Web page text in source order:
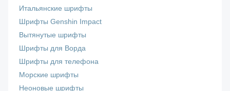
Итальянские шрифты
Шрифты Genshin Impact
Вытянутые шрифты
Шрифты для Ворда
Шрифты для телефона
Морские шрифты
Неоновые шрифты